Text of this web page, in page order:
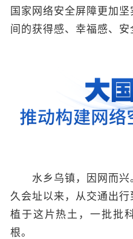
国家网络安全屏障更加
间的获得感、幸福感、安
水乡乌镇，因网而兴
久会址以来，从交通出
植于这片热土，一批批
根。